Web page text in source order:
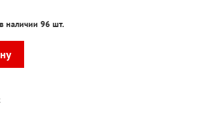
наличии96 шт.